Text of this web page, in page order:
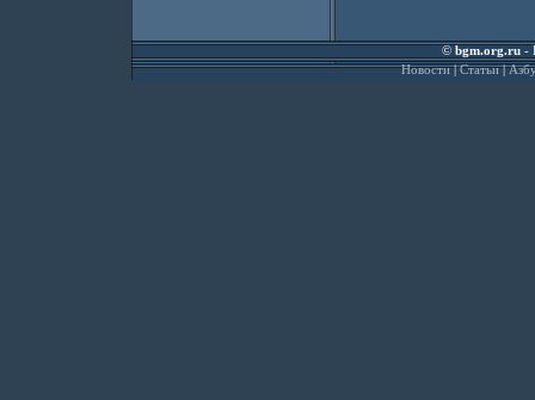
©bgm.org.ru-
Новости|Статьи|